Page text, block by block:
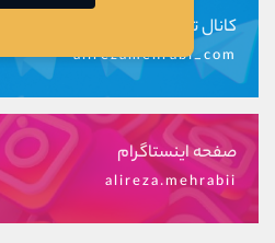
کانال تلگرام
alirezamehrabi_com
صفحه اینستاگرام
alireza.mehrabii